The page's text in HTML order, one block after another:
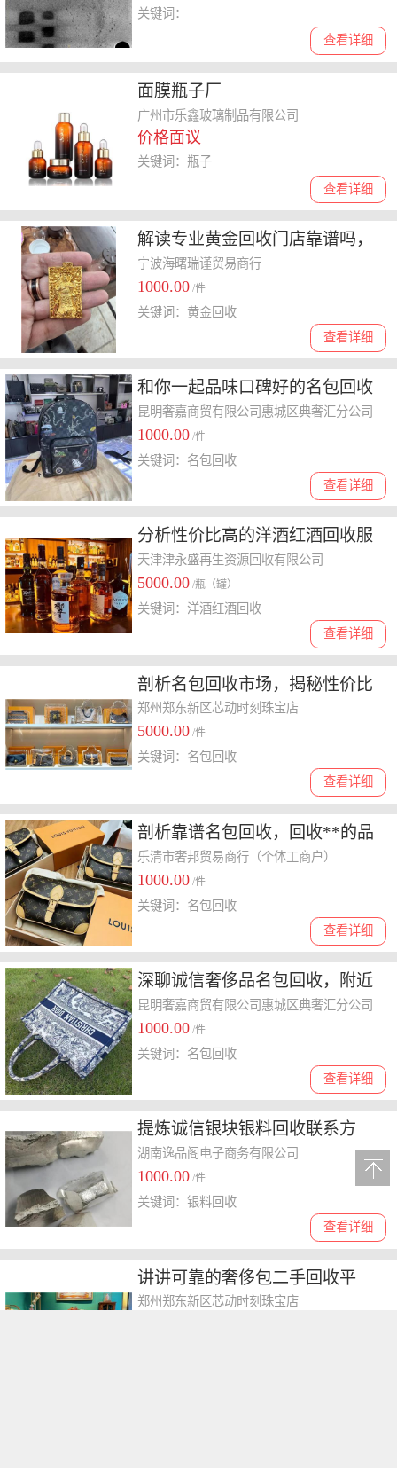
查看详细
关键词：
面膜瓶子厂
广州市乐鑫玻璃制品有限公司
价格面议
查看详细
关键词：瓶子
解读专业黄金回收门店靠谱吗，
公布上门黄金回收联系方式
宁波海曙瑞谨贸易商行
1000.00 /件
查看详细
关键词：黄金回收
和你一起品味口碑好的名包回收
门店，高价电话背后的公司靠谱
吗
昆明奢嘉商贸有限公司惠城区典奢汇分公司
1000.00 /件
查看详细
关键词：名包回收
分析性价比高的洋酒红酒回收服
务公司，老酒洋酒红酒回收价格
走势
天津津永盛再生资源回收有限公司
5000.00 /瓶（罐）
查看详细
关键词：洋酒红酒回收
剖析名包回收市场，揭秘性价比
高且服务满意的回收公司哪家好
郑州郑东新区芯动时刻珠宝店
5000.00 /件
查看详细
关键词：名包回收
剖析靠谱名包回收，回收**的品
牌及费用情况如何
乐清市奢邦贸易商行（个体工商户）
1000.00 /件
查看详细
关键词：名包回收
深聊诚信奢侈品名包回收，附近
口碑好的联系方式有哪些？
昆明奢嘉商贸有限公司惠城区典奢汇分公司
1000.00 /件
查看详细
关键词：名包回收
提炼诚信银块银料回收联系方
式，选哪家合适
湖南逸品阁电子商务有限公司
1000.00 /件
查看详细
关键词：银料回收
讲讲可靠的奢侈包二手回收平
台，多渠道回收企业怎么收费？
郑州郑东新区芯动时刻珠宝店